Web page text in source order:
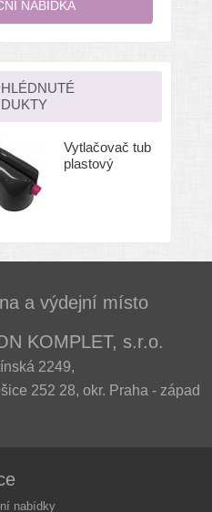
NABÍDKA
Vytlačovač tub
plastový
a výdejní místo
KOMPLET, s.r.o.
2249,
252 28, okr. Praha - západ
nabídky